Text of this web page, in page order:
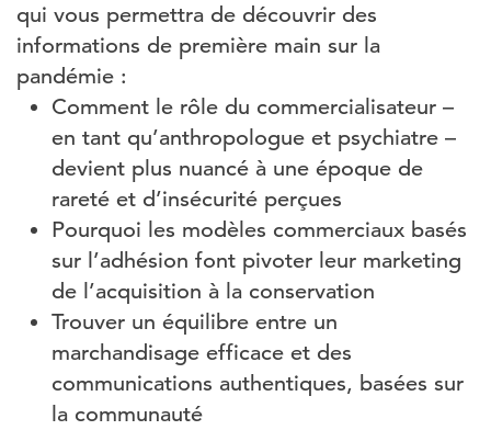
qui vous permettra de découvrir des
informations de première main sur la
pandémie :
Comment le rôle du commercialisateur –
en tant qu’anthropologue et psychiatre –
devient plus nuancé à une époque de
rareté et d’insécurité perçues
Pourquoi les modèles commerciaux basés
sur l’adhésion font pivoter leur marketing
de l’acquisition à la conservation
Trouver un équilibre entre un
marchandisage efficace et des
communications authentiques, basées sur
la communauté